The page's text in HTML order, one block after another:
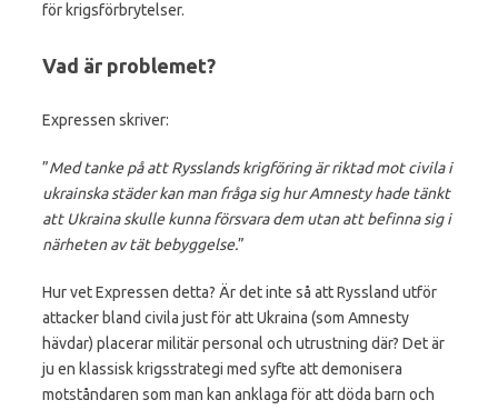
för krigsförbrytelser.
Vad är problemet?
Expressen skriver:
”Med tanke på att Rysslands krigföring är riktad mot civila i
ukrainska städer kan man fråga sig hur Amnesty hade tänkt
att Ukraina skulle kunna försvara dem utan att befinna sig i
närheten av tät bebyggelse.”
Hur vet Expressen detta? Är det inte så att Ryssland utför
attacker bland civila just för att Ukraina (som Amnesty
hävdar) placerar militär personal och utrustning där? Det är
ju en klassisk krigsstrategi med syfte att demonisera
motståndaren som man kan anklaga för att döda barn och